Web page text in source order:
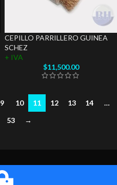
CEPILLO PARRILLERO GUINEA
SCHEZ
+ IVA
$11,500.00
9 10 11 12 13 14
…
53 →